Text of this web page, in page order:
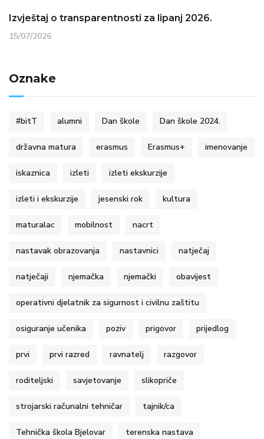
Izvještaj o transparentnosti za lipanj 2026.
15/07/2026
Oznake
#bitT alumni Dan škole Dan škole 2024.
državna matura erasmus Erasmus+ imenovanje
iskaznica izleti izleti ekskurzije
izleti i ekskurzije jesenski rok kultura
maturalac mobilnost nacrt
nastavak obrazovanja nastavnici natječaj
natječaji njemačka njemački obavijest
operativni djelatnik za sigurnost i civilnu zaštitu
osiguranje učenika poziv prigovor prijedlog
prvi prvi razred ravnatelj razgovor
roditeljski savjetovanje slikopriče
strojarski računalni tehničar tajnik/ca
Tehnička škola Bjelovar terenska nastava